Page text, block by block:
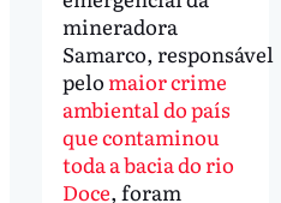
mineradora
Samarco, responsável
pelo maior crime
ambiental do país
que contaminou
toda a bacia do rio
Doce, foram